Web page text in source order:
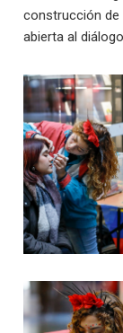
construcción de
abierta al